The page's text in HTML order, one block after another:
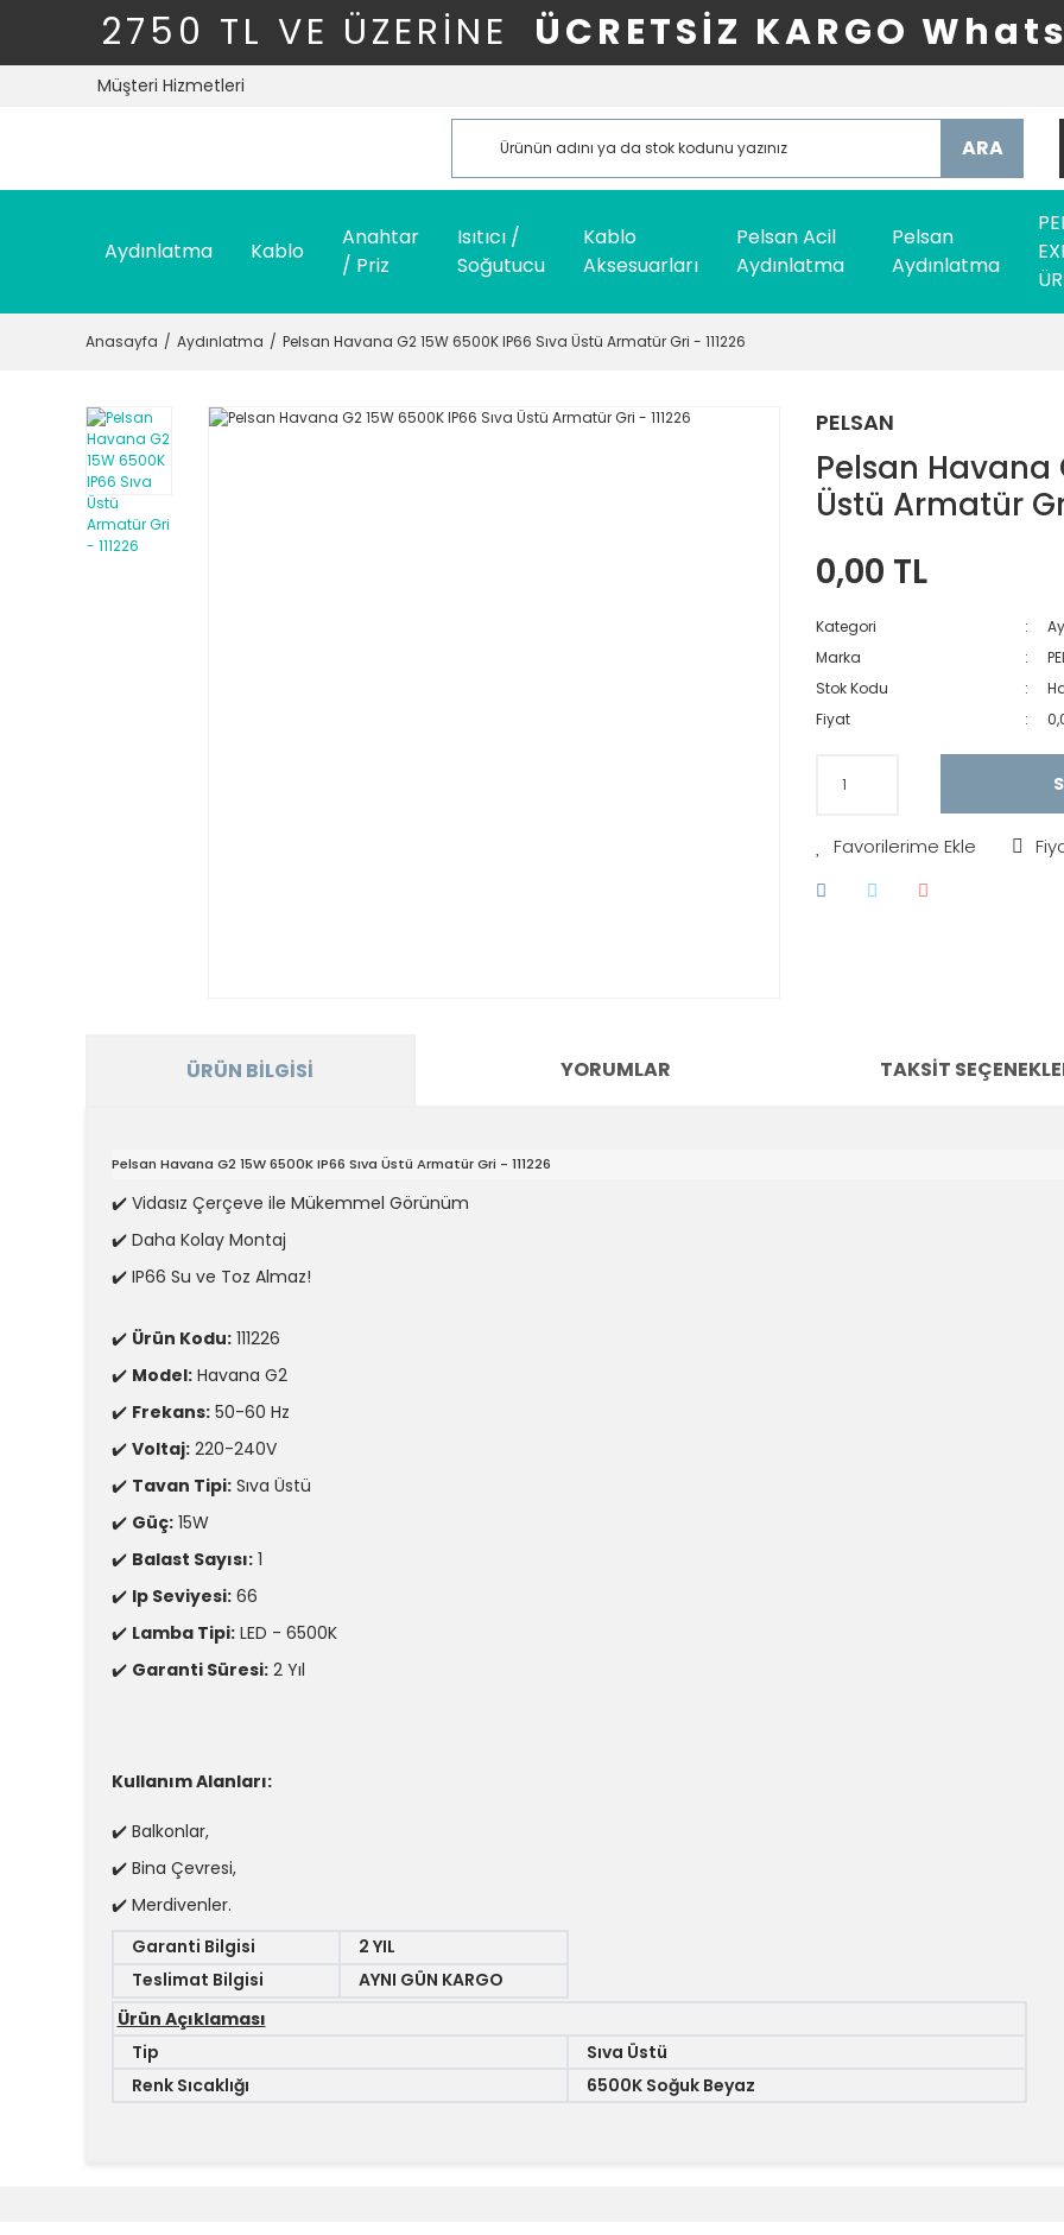
2750 TL VE ÜZERİNE ÜCRETSİZ KARGO
Müşteri Hizmetleri
ARA
Aydınlatma Kablo
Anahtar
/ Priz
Isıtıcı /
Soğutucu
Kablo
Aksesuarları
Pelsan Acil
Aydınlatma
Pelsan
Aydınlatma
Anasayfa Aydınlatma Pelsan Havana G2 15W 6500K IP66 Sıva Üstü Armatür Gri - 111226
PELSAN
Pelsan Havana
Üstü Armatür
0,00 TL
Kategori
Marka
Stok Kodu
Fiyat
ÜRÜN BILGISI YORUMLAR TAKSIT
Pelsan Havana G2 15W 6500K IP66 Sıva Üstü Armatür Gri - 111226
✔️ Vidasız Çerçeve ile Mükemmel Görünüm
✔️ Daha Kolay Montaj
✔️ IP66 Su ve Toz Almaz!
✔️ Ürün Kodu: 111226
✔️ Model: Havana G2
✔️ Frekans: 50-60 Hz
✔️ Voltaj: 220-240V
✔️ Tavan Tipi: Sıva Üstü
✔️ Güç: 15W
✔️ Balast Sayısı: 1
✔️ Ip Seviyesi: 66
✔️ Lamba Tipi: LED - 6500K
✔️ Garanti Süresi: 2 Yıl
Kullanım Alanları:
✔️ Balkonlar,
✔️ Bina Çevresi,
✔️ Merdivenler.
Garanti Bilgisi
2 YIL
Teslimat Bilgisi
AYNI GÜN KARGO
Ürün Açıklaması
Tip
Sıva Üstü
Renk Sıcaklığı
6500K Soğuk Beyaz